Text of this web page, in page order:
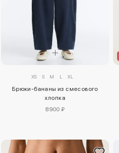
XS S M L XL
Брюки-бананы из смесового
хлопка
8900 ₽